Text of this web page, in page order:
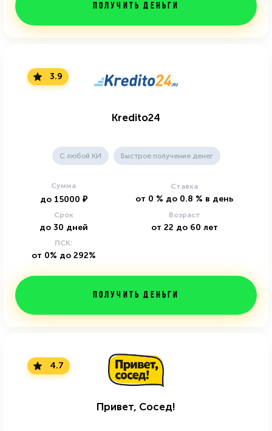
Получить деньги
3.9
Kredito24
C любой КИ Быстрое получение денег
Сумма
до 15000 ₽
Ставка
от 0 % до 0.8 % в день
Срок
до 30 дней
Возраст
от 22 до 60 лет
ПСК:
от 0% до 292%
Получить деньги
4.7
Привет, Сосед!